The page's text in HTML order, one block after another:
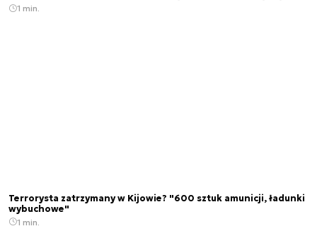
1 min.
Terrorysta zatrzymany w Kijowie? "600 sztuk amunicji, ładunki
wybuchowe"
1 min.